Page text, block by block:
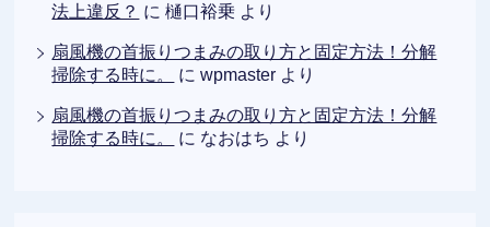
法上違反？ に樋口裕乗 より
扇風機の首振りつまみの取り方と固定方法！分解
掃除する時に。
にwpmaster より
扇風機の首振りつまみの取り方と固定方法！分解
掃除する時に。
に なおはち より